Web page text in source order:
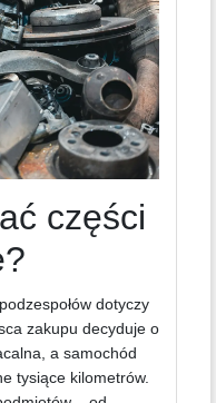
części
dotyczy
zakupu decyduje o
a samochód
tysiące kilometrów.